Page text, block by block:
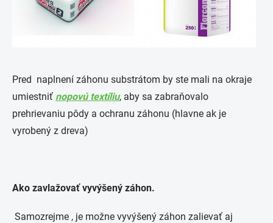
Pred naplnení záhonu substrátom by ste mali na okraje
umiestniť nopovú textíliu, aby sa zabraňovalo
prehrievaniu pôdy a ochranu záhonu (hlavne ak je
vyrobený z dreva)
Ako zavlažovať vyvýšený záhon.
Samozrejme , je možne vyvýšený záhon zalievať aj